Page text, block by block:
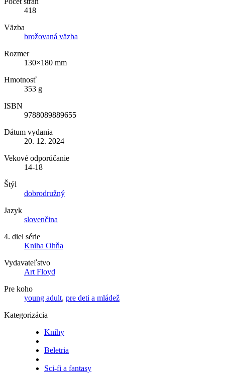
418
Väzba
brožovaná väzba
Rozmer
130×180 mm
Hmotnosť
353 g
ISBN
9788089889655
Dátum vydania
20. 12. 2024
Vekové odporúčanie
14-18
Štýl
dobrodružný
Jazyk
slovenčina
4. diel série
Kniha Ohňa
Vydavateľstvo
Art Floyd
Pre koho
young adult, pre deti a mládež
Kategorizácia
Knihy
Beletria
Sci-fi a fantasy